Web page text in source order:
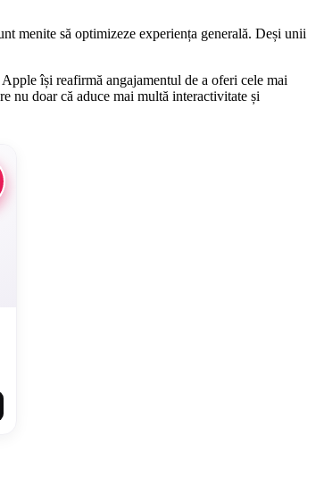
menite să optimizeze experiența generală. Deși unii
își reafirmă angajamentul de a oferi cele mai
nu doar că aduce mai multă interactivitate și